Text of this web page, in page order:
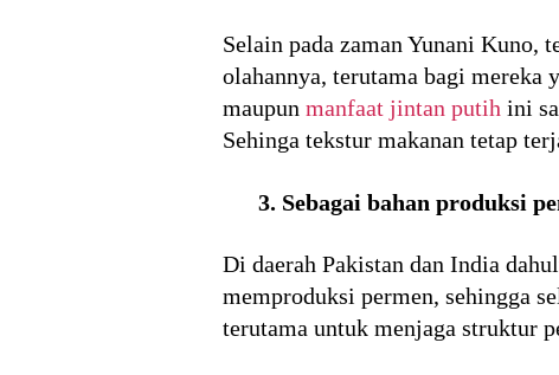
Selain pada zaman Yunani Kuno,
olahannya, terutama bagi mereka
maupun manfaat jintan putih ini
Sehinga tekstur makanan tetap
3. Sebagai bahan produksi
Di daerah Pakistan dan India
memproduksi permen, sehingga
terutama untuk menjaga struktur